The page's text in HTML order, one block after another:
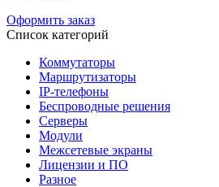
Оформить заказ
Список категорий
Коммутаторы
Маршрутизаторы
IP-телефоны
Беспроводные решения
Серверы
Модули
Межсетевые экраны
Лицензии и ПО
Разное